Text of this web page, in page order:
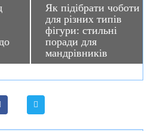
Як підібрати чоботи
для різних типів
фігури: стильні
поради для
мандрівників